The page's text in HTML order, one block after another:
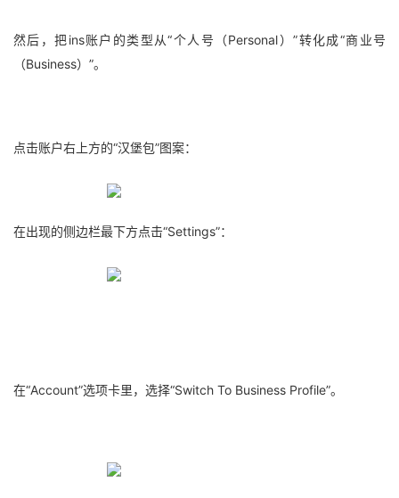
然后，把ins账户的类型从“个人号（Personal）”转化成“商业号
（Business）”。
点击账户右上方的“汉堡包”图案：
在出现的侧边栏最下方点击“Settings”：
在“Account”选项卡里，选择“Switch To Business Profile”。